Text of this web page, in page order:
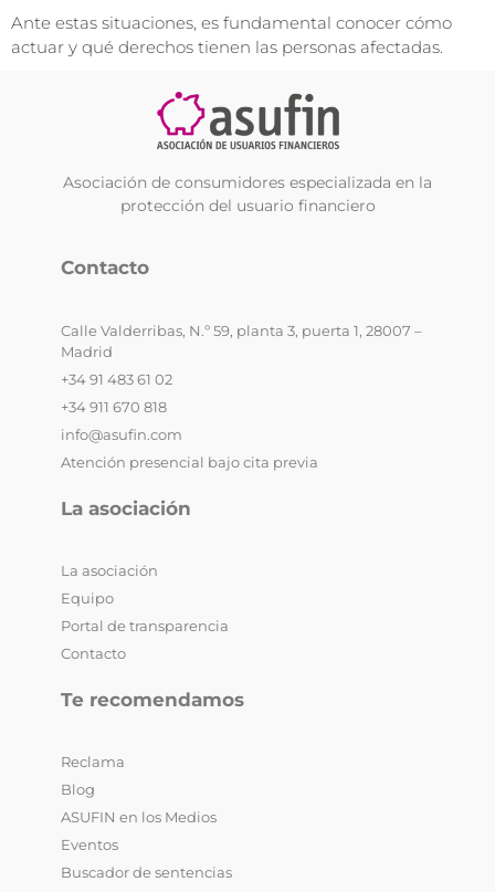
Ante estas situaciones, es fundamental conocer cómo
actuar y qué derechos tienen las personas afectadas.
Asociación de consumidores especializada en la
protección del usuario financiero
Contacto
Calle Valderribas, N.º 59, planta 3, puerta 1, 28007 –
Madrid
+34 91 483 61 02
+34 911 670 818
info@asufin.com
Atención presencial bajo cita previa
La asociación
La asociación
Equipo
Portal de transparencia
Contacto
Te recomendamos
Reclama
Blog
ASUFIN en los Medios
Eventos
Buscador de sentencias